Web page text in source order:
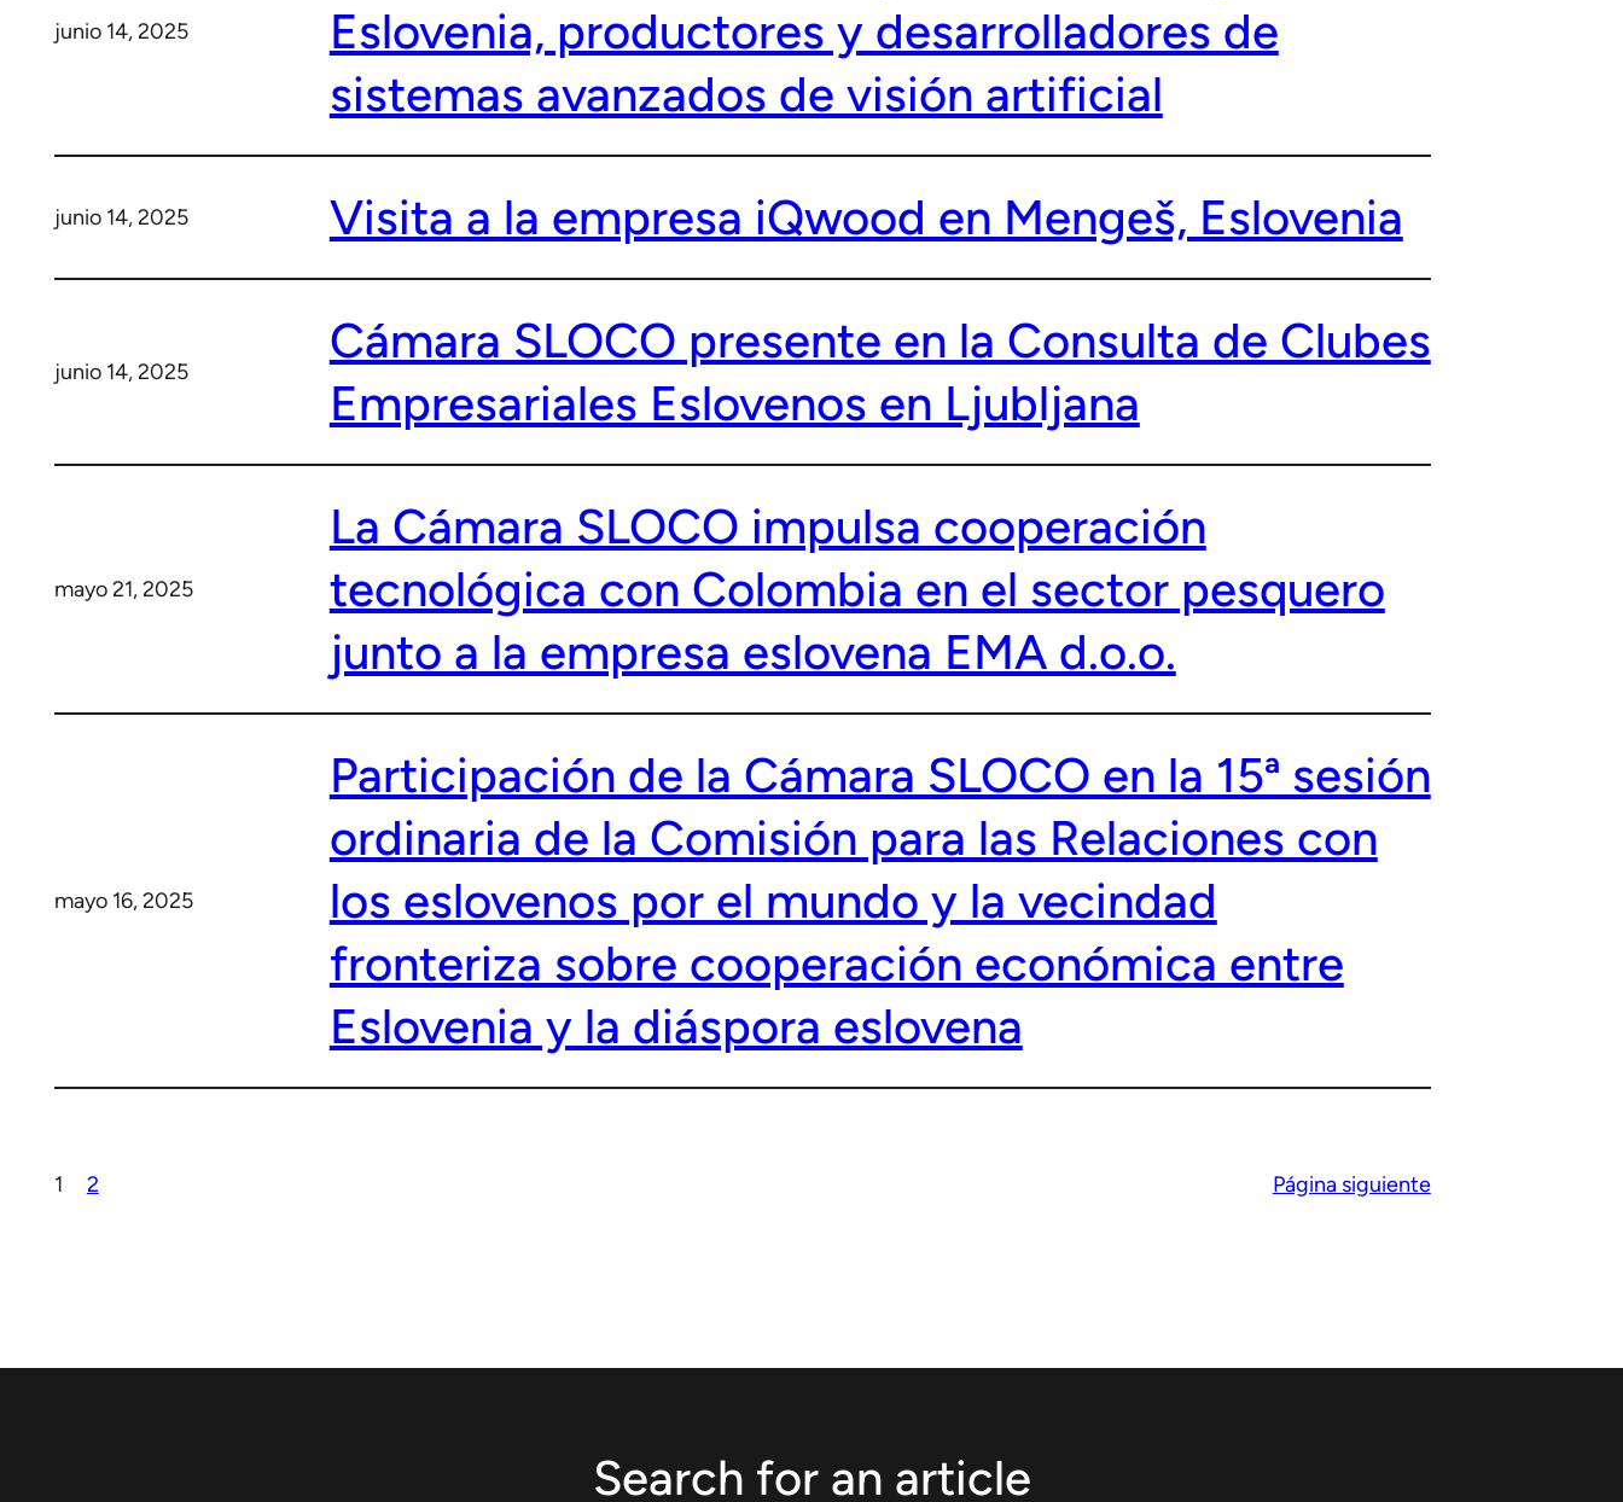
junio 14, 2025
Eslovenia, productores y desarrolladores de
sistemas avanzados de visión artificial
junio 14, 2025 Visita a la empresa iQwood en Mengeš, Eslovenia
junio 14, 2025
Cámara SLOCO presente en la Consulta de Clubes
Empresariales Eslovenos en Ljubljana
mayo 21, 2025
La Cámara SLOCO impulsa cooperación
tecnológica con Colombia en el sector pesquero
junto a la empresa eslovena EMA d.o.o.
mayo 16, 2025
Participación de la Cámara SLOCO en la 15ª sesión
ordinaria de la Comisión para las Relaciones con
los eslovenos por el mundo y la vecindad
fronteriza sobre cooperación económica entre
Eslovenia y la diáspora eslovena
1 2 Página siguiente
Search for an article